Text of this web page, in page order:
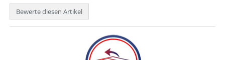
Bewerte diesen Artikel